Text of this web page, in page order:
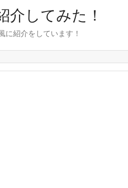
してみた！
に紹介をしています！